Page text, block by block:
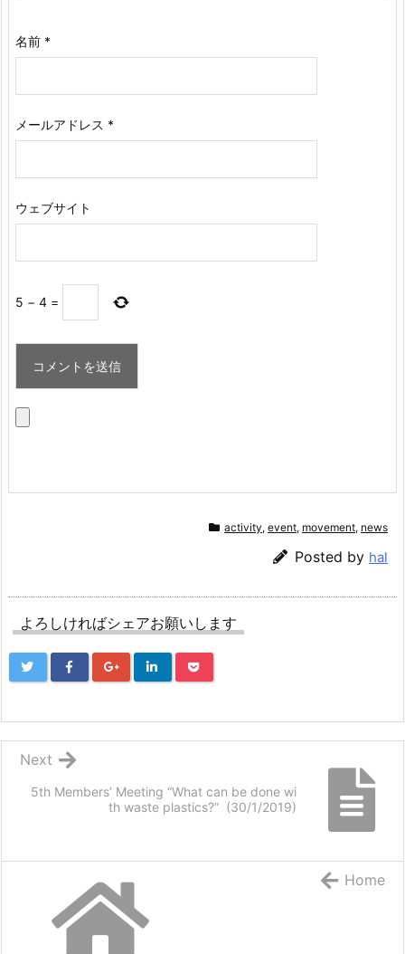
名前 *
メールアドレス *
ウェブサイト
5 − 4 =
activity, event, movement, news
Posted by hal
よろしければシェアお願いします
5th Members’ Meeting “What can be done wi
th waste plastics?” (30/1/2019)
Next
Home